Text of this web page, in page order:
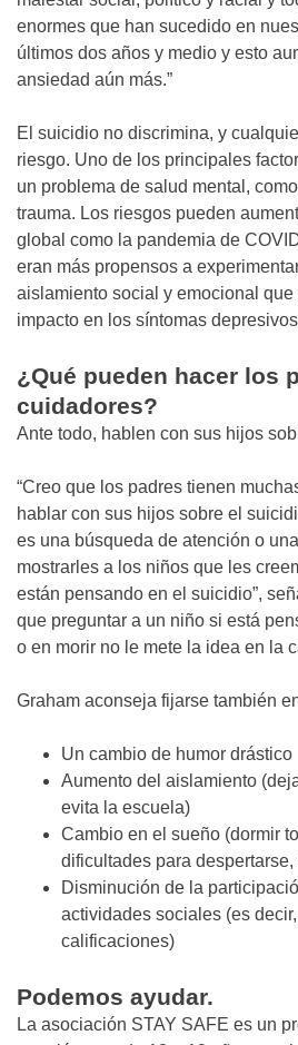
enormes que han sucedido en
últimos dos años y medio y esto
ansiedad aún más.”
El suicidio no discrimina, y
riesgo. Uno de los principales
un problema de salud mental,
trauma. Los riesgos pueden
global como la pandemia de
eran más propensos a
aislamiento social y emocional que
impacto en los síntomas
¿Qué pueden hacer los
cuidadores?
Ante todo, hablen con sus hijos
“Creo que los padres tienen
hablar con sus hijos sobre el
es una búsqueda de atención o
mostrarles a los niños que les
están pensando en el suicidio”,
que preguntar a un niño si está
o en morir no le mete la idea en la
Graham aconseja fijarse también
Un cambio de humor drástico
Aumento del aislamiento
evita la escuela)
Cambio en el sueño (dormir
dificultades para
Disminución de la
actividades sociales (es
calificaciones)
Podemos ayudar.
La asociación STAY SAFE es un